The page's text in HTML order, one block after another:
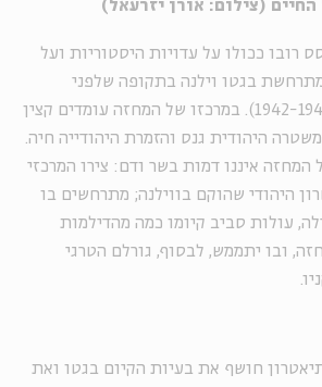
(צילום: אורן יזרעאל)
רובו ככולו על עדויות היסטוריות ועל
בגטו וילנה בתקופה שלפני
חיסולו (בין השנים 1942-1943). במרכזו של המחזה עומדים קצין
היהודית גנס והזמרת היהודייה חיה.
המחזה איננו דמות בשר ודם: צירו המרכזי
היהודי שהוקם בווילנה; מתרחשים בו
עולות סביב קיומו כמה מהדילמות
ובו יתממש, לבסוף, גורלם הטרגי
חושף את בעיות הקיום בגטו ואת